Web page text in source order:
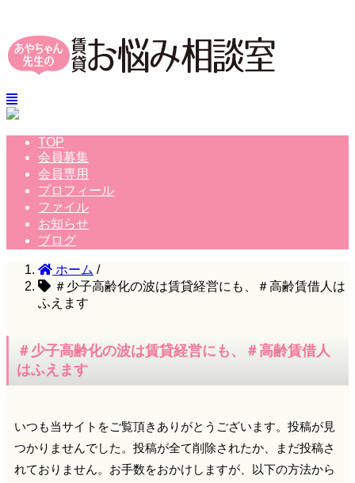
TOP
会員募集
会員専用
プロフィール
ファイル
お知らせ
ブログ
ホーム /
＃少子高齢化の波は賃貸経営にも、＃高齢賃借人は
ふえます
＃少子高齢化の波は賃貸経営にも、＃高齢賃借人
はふえます
いつも当サイトをご覧頂きありがとうございます。投稿が見
つかりませんでした。投稿が全て削除されたか、まだ投稿さ
れておりません。お手数をおかけしますが、以下の方法から